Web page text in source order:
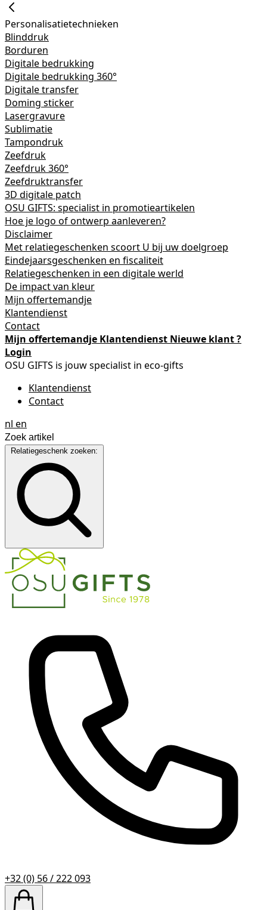
Personalisatietechnieken
Blinddruk
Borduren
Digitale bedrukking
Digitale bedrukking 360°
Digitale transfer
Doming sticker
Lasergravure
Sublimatie
Tampondruk
Zeefdruk
Zeefdruk 360°
Zeefdruktransfer
3D digitale patch
OSU GIFTS: specialist in promotieartikelen
Hoe je logo of ontwerp aanleveren?
Disclaimer
Met relatiegeschenken scoort U bij uw doelgroep
Eindejaarsgeschenken en fiscaliteit
Relatiegeschenken in een digitale werld
De impact van kleur
Mijn offertemandje
Klantendienst
Contact
Mijn offertemandje Klantendienst Nieuwe klant ?
Login
OSU GIFTS is jouw specialist in eco-gifts
Klantendienst
Contact
nl en
Relatiegeschenk zoeken:
+32 (0) 56 / 222 093